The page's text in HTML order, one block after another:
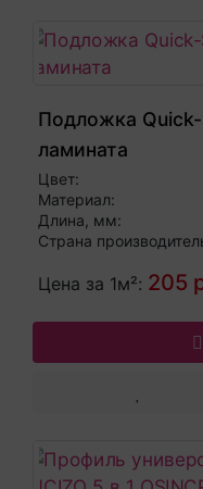
Подложка
ламината
Цвет:
Материал:
Длина, мм:
Страна
Цена за 1м²: 205